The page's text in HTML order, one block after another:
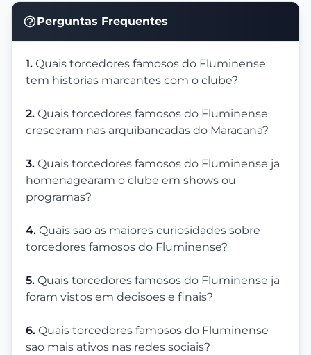
Perguntas Frequentes
1. Quais torcedores famosos do Fluminense
tem historias marcantes com o clube?
2. Quais torcedores famosos do Fluminense
cresceram nas arquibancadas do Maracana?
3. Quais torcedores famosos do Fluminense ja
homenagearam o clube em shows ou
programas?
4. Quais sao as maiores curiosidades sobre
torcedores famosos do Fluminense?
5. Quais torcedores famosos do Fluminense ja
foram vistos em decisoes e finais?
6. Quais torcedores famosos do Fluminense
sao mais ativos nas redes sociais?